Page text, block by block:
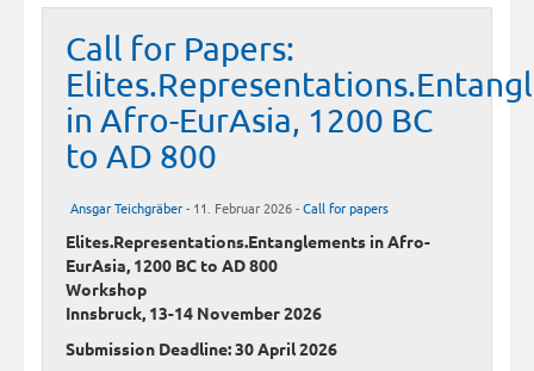
Call for Papers:
in Afro-EurAsia, 1200 BC
to AD 800
Ansgar Teichgräber- 11. Februar 2026 -Call for papers
Elites.Representations.Entanglements in Afro-
EurAsia, 1200 BC to AD 800
Workshop
Innsbruck, 13-14 November 2026
Submission Deadline: 30 April 2026